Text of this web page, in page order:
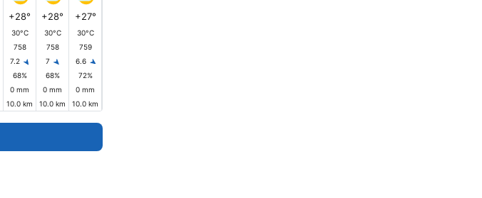
+28° +28° +27°
30°C 30°C
30°C
758 758
759
7.2 7
6.6
68% 68%
72%
0 mm 0 mm
0 mm
10.0 km 10.0 km 10.0 km